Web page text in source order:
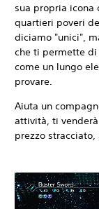
sua propria icona
quartieri poveri
diciamo "unici",
che ti permette di
come un lungo
provare.
Aiuta un
attività, ti
prezzo